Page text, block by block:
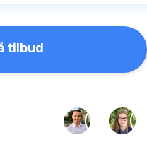
tilbud